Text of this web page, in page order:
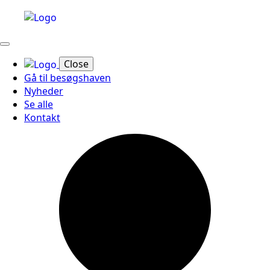
Close
Gå til besøgshaven
Nyheder
Se alle
Kontakt